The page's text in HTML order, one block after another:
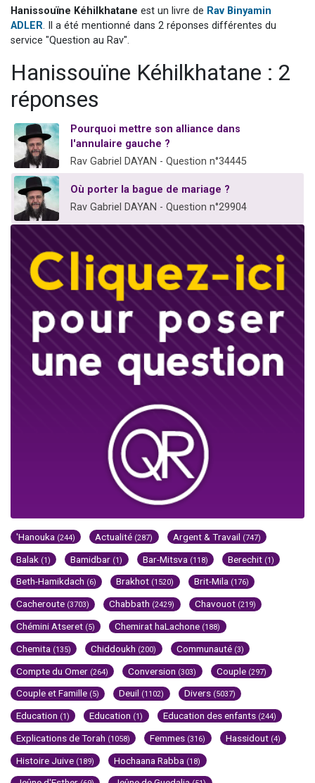
Eva vient de donner son Maasser
Hanissouïne Kéhilkhatane est un livre de Rav Binyamin
ADLER. Il a été mentionné dans 2 réponses différentes du
service "Question au Rav".
Hanissouïne Kéhilkhatane : 2
réponses
Pourquoi mettre son alliance dans
l'annulaire gauche ?
Rav Gabriel DAYAN - Question n°34445
Où porter la bague de mariage ?
Rav Gabriel DAYAN - Question n°29904
'Hanouka (244) Actualité (287) Argent & Travail (747)
Balak (1) Bamidbar (1) Bar-Mitsva (118) Berechit (1)
Beth-Hamikdach (6) Brakhot (1520) Brit-Mila (176)
Cacheroute (3703) Chabbath (2429) Chavouot (219)
Chémini Atseret (5) Chemirat haLachone (188)
Chemita (135) Chiddoukh (200) Communauté (3)
Compte du Omer (264) Conversion (303) Couple (297)
Couple et Famille (5) Deuil (1102) Divers (5037)
Education (1) Education (1) Education des enfants (244)
Explications de Torah (1058) Femmes (316) Hassidout (4)
Histoire Juive (189) Hochaana Rabba (18)